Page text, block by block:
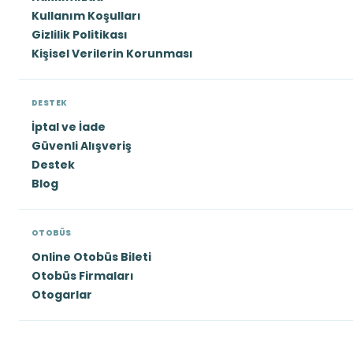
Kullanım Koşulları
Gizlilik Politikası
Kişisel Verilerin Korunması
DESTEK
İptal ve İade
Güvenli Alışveriş
Destek
Blog
OTOBÜS
Online Otobüs Bileti
Otobüs Firmaları
Otogarlar